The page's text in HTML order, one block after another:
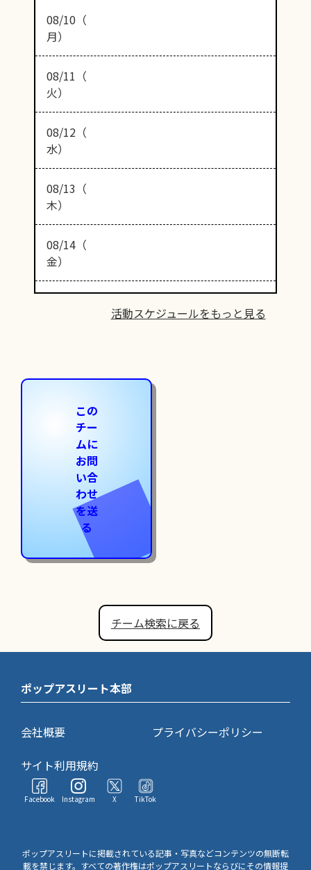
08/10（
月）
08/11（
火）
08/12（
水）
08/13（
木）
08/14（
金）
活動スケジュールをもっと見る
この
チー
ムに
お問
い合
わせ
を送
る
チーム検索に戻る
ポップアスリート本部
会社概要
プライバシーポリシー
サイト利用規約
Facebook Instagram X TikTok
ポップアスリートに掲載されている記事・写真などコンテンツの無断転
載を禁じます。すべての著作権はポップアスリートならびにその情報提